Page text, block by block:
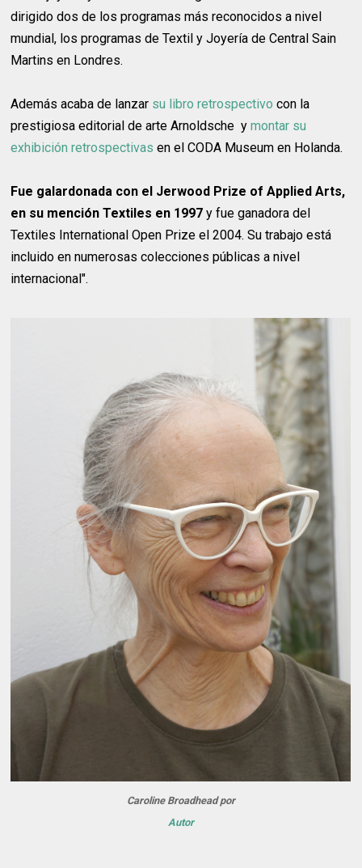
dirigido dos de los programas más reconocidos a nivel
mundial, los programas de Textil y Joyería de Central Sain
Martins en Londres.
Además acaba de lanzar su libro retrospectivo con la
prestigiosa editorial de arte Arnoldsche ymontar su
exhibición retrospectivas en el CODA Museum en Holanda.
Fue galardonada con el Jerwood Prize of Applied Arts,
en su mención Textiles en 1997 y fue ganadora del
Textiles International Open Prize el 2004. Su trabajo está
incluido en numerosas colecciones públicas a nivel
internacional".
Caroline Broadhead por
Autor